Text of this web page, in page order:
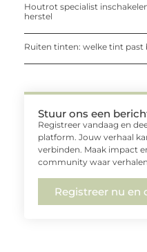
Houtrot specialist
herstel
Ruiten tinten: welke tint past
Stuur ons een
Registreer vandaag en
platform. Jouw verhaal
verbinden. Maak impact
community waar
Registreer nu en